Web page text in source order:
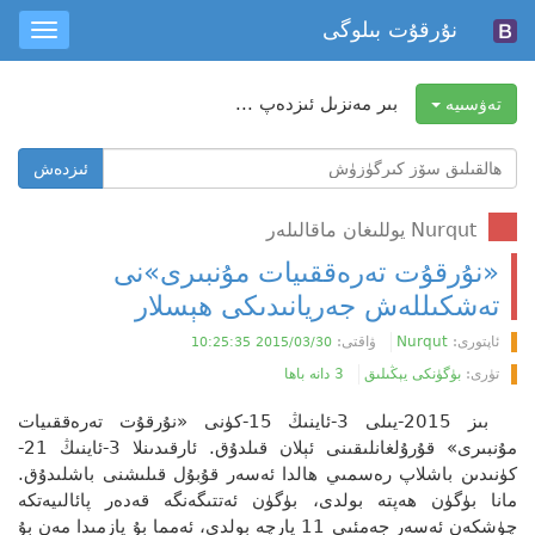
نۇرقۇت بىلوگى
تەۋسىيە بىر مەنزىل ئىزدەپ ...
ھالقىلىق
سۆز
ئىزدەش
ئىزدەش
Nurqut يوللىغان ماقالىلەر
«نۇرقۇت تەرەققىيات مۇنبىرى»نى
تەشكىللەش جەريانىدىكى ھېسلار
ئاپتورى: Nurqut ۋاقتى: 2015/03/30 10:25:35
تۈرى: بۈگۈنكى يېڭىلىق 3 دانە باھا
بىز 2015-يىلى 3-ئاينىڭ 15-كۈنى «نۇرقۇت تەرەققىيات
مۇنبىرى» قۇرۇلغانلىقىنى ئېلان قىلدۇق. ئارقىدىنلا 3-ئاينىڭ 21-
كۈنىدىن باشلاپ رەسمىي ھالدا ئەسەر قۇبۇل قىلىشنى باشلىدۇق.
مانا بۈگۈن ھەپتە بولدى، بۈگۈن ئەتتىگەنگە قەدەر پائالىيەتكە
چۈشكەن ئەسەر جەمئىي 11 پارچە بولدى، ئەمما بۇ يازمىدا مەن بۇ